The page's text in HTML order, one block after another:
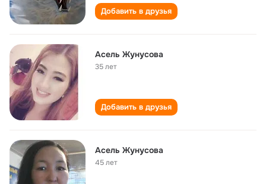
Добавить в друзья
Асель Жунусова
35 лет
Добавить в друзья
Асель Жунусова
45 лет